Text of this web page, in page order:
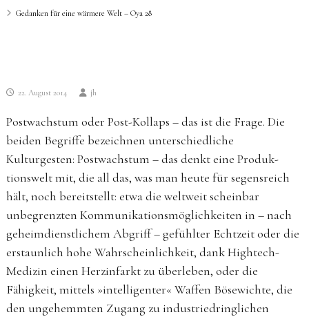
Gedanken für eine wärmere Welt – Oya 28
22. August 2014 jh
Postwachstum oder Post-Kollaps – das ist die Frage. Die
beiden Begriffe bezeichnen unterschiedliche
Kulturgesten: Postwachstum – das denkt eine Produk­
tionswelt mit, die all das, was man heute für segensreich
hält, noch bereitstellt: etwa die weltweit scheinbar
unbegrenzten Kommunikationsmöglichkeiten in – nach
geheimdienstlichem Abgriff – gefühlter Echtzeit oder die
erstaunlich hohe Wahrscheinlichkeit, dank Hightech-
Medizin einen Herzinfarkt zu überleben, oder die
Fähigkeit, mittels »intelligenter« Waffen Bösewichte, die
den ungehemmten Zugang zu industriedringlichen